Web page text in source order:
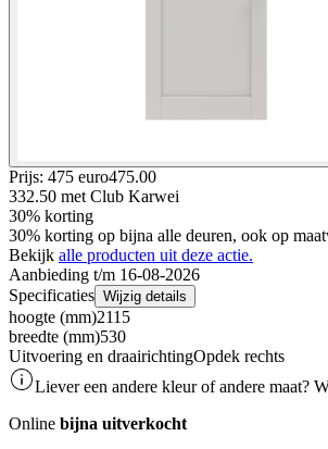
Prijs: 475 euro475.00
332.50 met Club Karwei
30% korting
30% korting op bijna alle deuren, ook op
Bekijk alle producten uit deze actie.
Aanbieding t/m 16-08-2026
Specificaties Wijzig details
hoogte (mm)2115
breedte (mm)530
Uitvoering en draairichtingOpdek rechts
Liever een andere kleur of andere maat?
Online bijna uitverkocht